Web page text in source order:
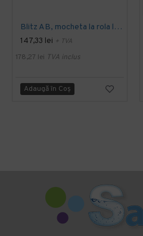
Blitz AB, mocheta la rola latime 4 m, Balta Industries
147,33 lei + TVA
178,27 lei TVA inclus
Adaugă în Coş